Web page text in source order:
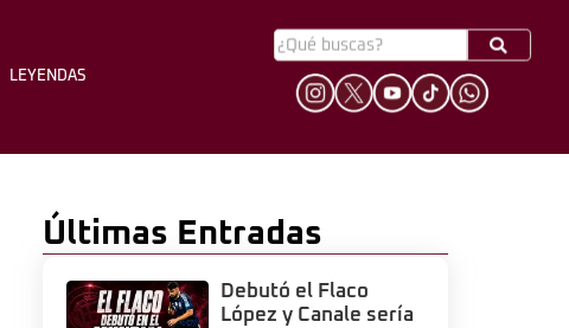
HINCHADA
LEYENDAS
Últimas Entradas
Debutó el Flaco
López y Canale sería